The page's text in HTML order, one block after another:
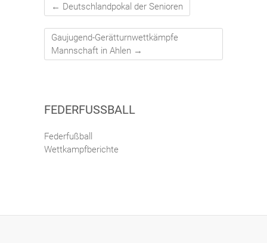
← Deutschlandpokal der Senioren
Gaujugend-Gerätturnwettkämpfe
Mannschaft in Ahlen →
FEDERFUSSBALL
Federfußball
Wettkampfberichte